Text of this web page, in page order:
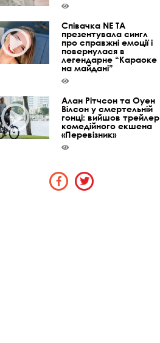
Співачка NE TA
презентувала сингл
про справжні емоції і
повернулася в
легендарне “Караоке
на майдані”
Алан Рітчсон та Оуен
Вілсон у смертельній
гонці: вийшов трейлер
комедійного екшена
«Перевізник»